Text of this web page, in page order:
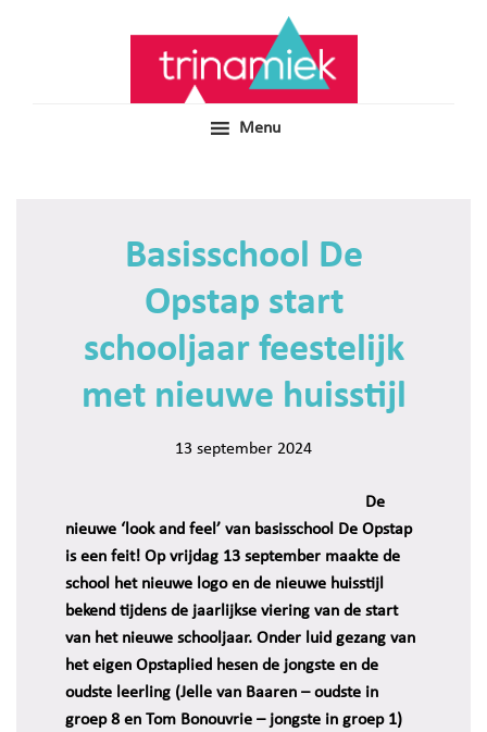
Menu
Basisschool De
Opstap start
schooljaar feestelijk
met nieuwe huisstijl
13 september 2024
De
nieuwe ‘look and feel’ van basisschool De Opstap
is een feit! Op vrijdag 13 september maakte de
school het nieuwe logo en de nieuwe huisstijl
bekend tijdens de jaarlijkse viering van de start
van het nieuwe schooljaar. Onder luid gezang van
het eigen Opstaplied hesen de jongste en de
oudste leerling (Jelle van Baaren – oudste in
groep 8 en Tom Bonouvrie – jongste in groep 1)